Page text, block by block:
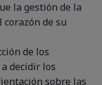
la gestión de la
de su
de los
decidir los
sobre las